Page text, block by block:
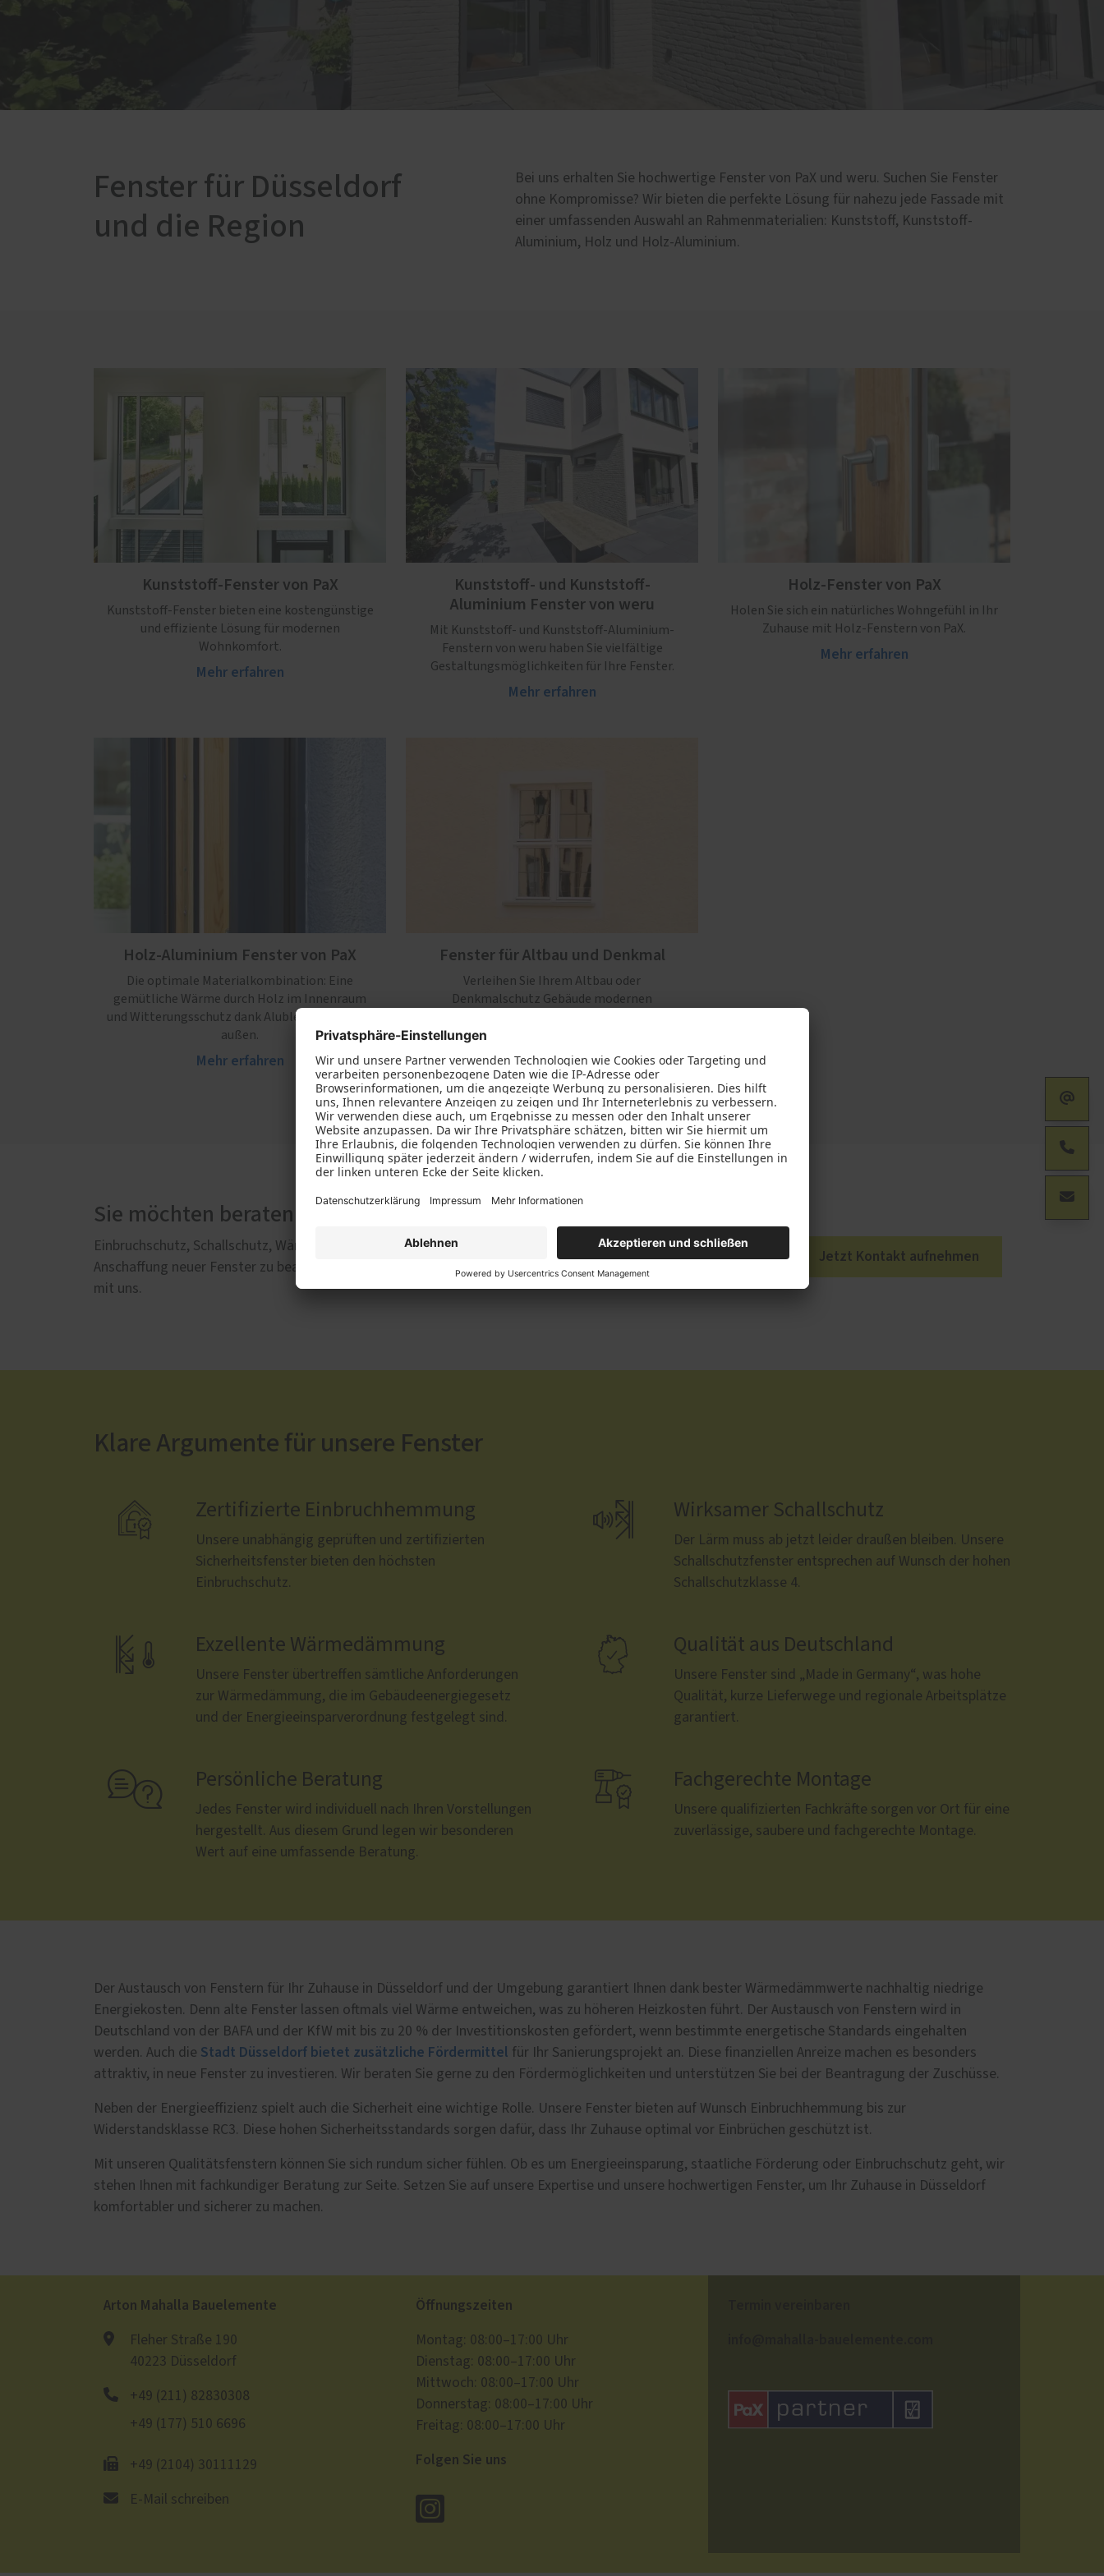
Fenster für Düsseldorf
und die Region
Bei uns erhalten Sie hochwertige Fenster von PaX und weru. Suchen Sie Fenster
ohne Kompromisse? Wir bieten die perfekte Lösung für nahezu jede Fassade mit
einer umfassenden Auswahl an Rahmenmaterialien: Kunststoff, Kunststoff-
Aluminium, Holz und Holz-Aluminium.
Kunststoff-Fenster von PaX
Kunststoff-Fenster bieten eine kostengünstige
und effiziente Lösung für modernen
Wohnkomfort.
Mehr erfahren
Kunststoff- und Kunststoff-
Aluminium Fenster von weru
Mit Kunststoff- und Kunststoff-Aluminium-
Fenstern von weru haben Sie vielfältige
Gestaltungsmöglichkeiten für Ihre Fenster.
Mehr erfahren
Holz-Fenster von PaX
Holen Sie sich ein natürliches Wohngefühl in Ihr
Zuhause mit Holz-Fenstern von PaX.
Mehr erfahren
Holz-Aluminium Fenster von PaX
Die optimale Materialkombination: Eine
gemütliche Wärme durch Holz im Innenraum
und Witterungsschutz dank Alublend-Schale für
außen.
Mehr erfahren
Fenster für Altbau und Denkmal
Verleihen Sie Ihrem Altbau oder
Denkmalschutz Gebäude modernen
Mehr erfahren
Sie möchten beraten werden?
Einbruchschutz, Schallschutz, Wärmedämmung, Material, Verglasung und viele weitere Faktoren sind bei der
Anschaffung neuer Fenster zu beachten. Wir geben Ihnen den Überblick. Vereinbaren Sie einfach einen Termin
mit uns.
Jetzt Kontakt aufnehmen
Klare Argumente für unsere Fenster
 Zertifizierte Einbruchhemmung
Unsere unabhängig geprüften und zertifizierten
Sicherheitsfenster bieten den höchsten
Einbruchschutz.
 Wirksamer Schallschutz
Der Lärm muss ab jetzt leider draußen bleiben. Unsere
Schallschutzfenster entsprechen auf Wunsch der hohen
Schallschutzklasse 4.
 Exzellente Wärmedämmung
Unsere Fenster übertreffen sämtliche Anforderungen
zur Wärmedämmung, die im Gebäudeenergiegesetz
und der Energieeinsparverordnung festgelegt sind.
 Qualität aus Deutschland
Unsere Fenster sind „Made in Germany“, was hohe
Qualität, kurze Lieferwege und regionale Arbeitsplätze
garantiert.
 Persönliche Beratung
Jedes Fenster wird individuell nach Ihren Vorstellungen
hergestellt. Aus diesem Grund legen wir besonderen
Wert auf eine umfassende Beratung.
 Fachgerechte Montage
Unsere qualifizierten Fachkräfte sorgen vor Ort für eine
zuverlässige, saubere und fachgerechte Montage.
Der Austausch von Fenstern für Ihr Zuhause in Düsseldorf und der Umgebung garantiert Ihnen dank bester Wärmedämmwerte nachhaltig niedrige
Energiekosten. Denn alte Fenster lassen oftmals viel Wärme entweichen, was zu höheren Heizkosten führt. Der Austausch von Fenstern wird in
Deutschland von der BAFA und der KfW mit bis zu 20 % der Investitionskosten gefördert, wenn bestimmte energetische Standards eingehalten
werden. Auch die Stadt Düsseldorf bietet zusätzliche Fördermittel für Ihr Sanierungsprojekt an. Diese finanziellen Anreize machen es besonders
attraktiv, in neue Fenster zu investieren. Wir beraten Sie gerne zu den Fördermöglichkeiten und unterstützen Sie bei der Beantragung der Zuschüsse.
Neben der Energieeffizienz spielt auch die Sicherheit eine wichtige Rolle. Unsere Fenster bieten auf Wunsch Einbruchhemmung bis zur
Widerstandsklasse RC3. Diese hohen Sicherheitsstandards sorgen dafür, dass Ihr Zuhause optimal vor Einbrüchen geschützt ist.
Mit unseren Qualitätsfenstern können Sie sich rundum sicher fühlen. Ob es um Energieeinsparung, staatliche Förderung oder Einbruchschutz geht, wir
stehen Ihnen mit fachkundiger Beratung zur Seite. Setzen Sie auf unsere Expertise und unsere hochwertigen Fenster, um Ihr Zuhause in Düsseldorf
komfortabler und sicherer zu machen.
Arton Mahalla Bauelemente
Fleher Straße 190
40223 Düsseldorf
+49 (211) 82830308
+49 (177) 510 6696
+49 (2104) 30111129
E-Mail schreiben
Öffnungszeiten
Montag: 08:00–17:00 Uhr
Dienstag: 08:00–17:00 Uhr
Mittwoch: 08:00–17:00 Uhr
Donnerstag: 08:00–17:00 Uhr
Freitag: 08:00–17:00 Uhr
Folgen Sie uns